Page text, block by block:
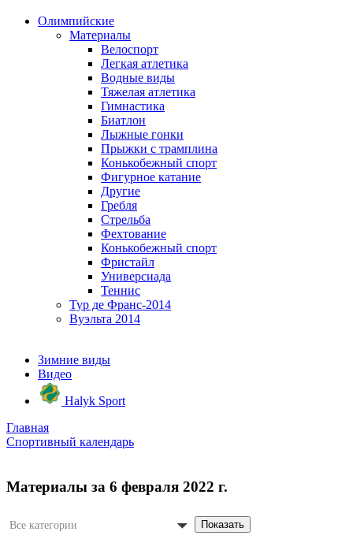
Олимпийские
Материалы
Велоспорт
Легкая атлетика
Водные виды
Тяжелая атлетика
Гимнастика
Биатлон
Лыжные гонки
Прыжки с трамплина
Конькобежный спорт
Фигурное катание
Другие
Гребля
Стрельба
Фехтование
Конькобежный спорт
Фристайл
Универсиада
Теннис
Тур де Франс-2014
Вуэльта 2014
Зимние виды
Видео
Halyk Sport
Главная
Спортивный календарь
Материалы за 6 февраля 2022 г.
Все категории Показать